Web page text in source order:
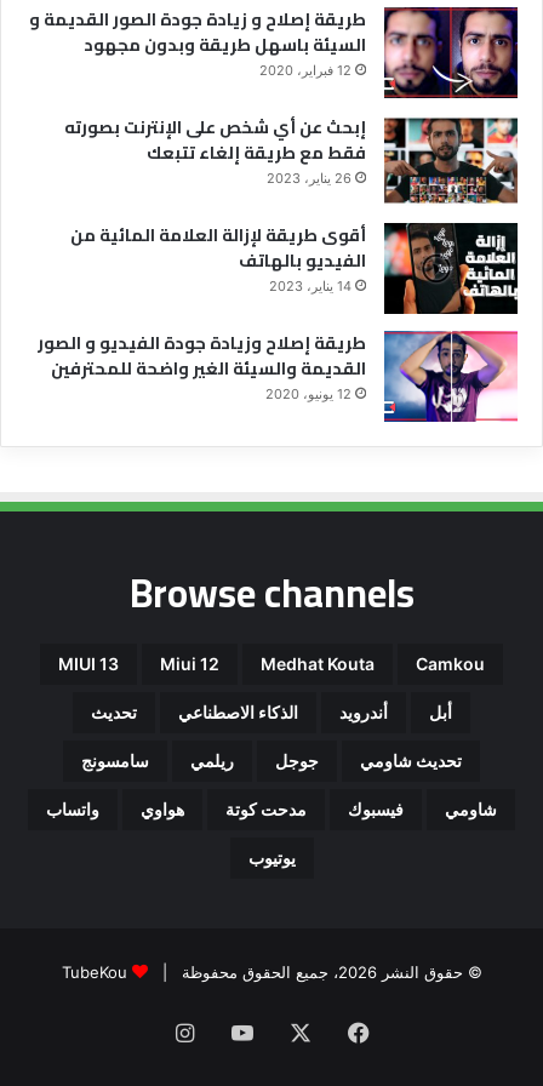
طريقة إصلاح و زيادة جودة الصور القديمة و
السيئة باسهل طريقة وبدون مجهود
12 فبراير، 2020
إبحث عن أي شخص على الإنترنت بصورته
فقط مع طريقة إلغاء تتبعك
26 يناير، 2023
أقوى طريقة لإزالة العلامة المائية من
الفيديو بالهاتف
14 يناير، 2023
طريقة إصلاح وزيادة جودة الفيديو و الصور
القديمة والسيئة الغير واضحة للمحترفين
12 يونيو، 2020
Browse channels
Camkou
Medhat Kouta
Miui 12
MIUI 13
أبل أندرويد الذكاء الاصطناعي تحديث
تحديث شاومي جوجل ريلمي سامسونج
شاومي فيسبوك مدحت كوتة هواوي واتساب
يوتيوب
© حقوق النشر 2026، جميع الحقوق محفوظة | TubeKou
فيسبوك ‫YouTubeانستقرام